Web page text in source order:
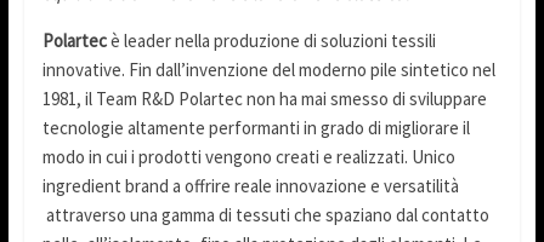
Polartecè leader nella produzione di soluzioni tessili
innovative. Fin dall’invenzione del moderno pile sintetico nel
1981, il Team R&D Polartec non ha mai smesso di sviluppare
tecnologie altamente performanti in grado di migliorare il
modo in cui i prodotti vengono creati e realizzati. Unico
ingredient brand a offrire reale innovazione e versatilità
attraverso una gamma di tessuti che spaziano dal contatto